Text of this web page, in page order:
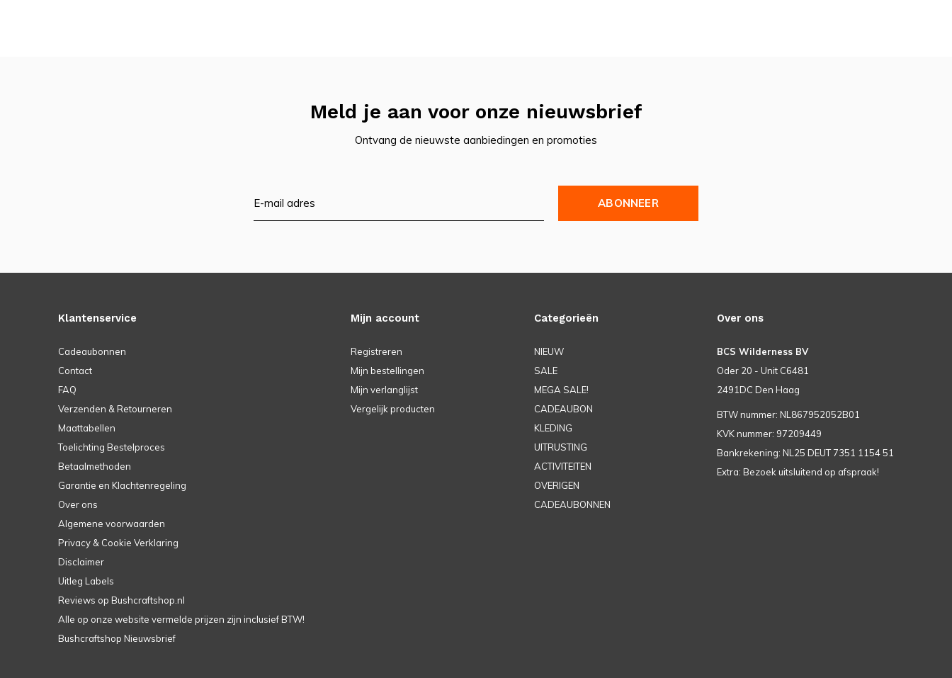
Meld je aan voor onze nieuwsbrief
Ontvang de nieuwste aanbiedingen en promoties
ABONNEER
Klantenservice
Cadeaubonnen
Contact
FAQ
Verzenden & Retourneren
Maattabellen
Toelichting Bestelproces
Betaalmethoden
Garantie en Klachtenregeling
Over ons
Algemene voorwaarden
Privacy & Cookie Verklaring
Disclaimer
Uitleg Labels
Reviews op Bushcraftshop.nl
Alle op onze website vermelde prijzen zijn inclusief BTW!
Bushcraftshop Nieuwsbrief
Mijn account
Registreren
Mijn bestellingen
Mijn verlanglijst
Vergelijk producten
Categorieën
NIEUW
SALE
MEGA SALE!
CADEAUBON
KLEDING
UITRUSTING
ACTIVITEITEN
OVERIGEN
CADEAUBONNEN
Over ons
BCS Wilderness BV
Oder 20 - Unit C6481
2491DC Den Haag
BTW nummer: NL867952052B01
KVK nummer: 97209449
Bankrekening: NL25 DEUT 7351 1154 51
Extra: Bezoek uitsluitend op afspraak!